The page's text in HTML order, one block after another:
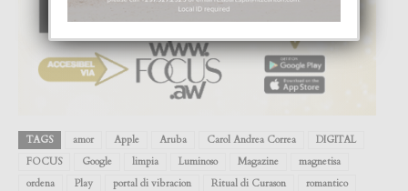
TAGS amor Apple Aruba Carol Andrea Correa
DIGITAL
FOCUS
Google limpia Luminoso Magazine
magnetisa
ordena
Play portal di vibracion Ritual di Curason
romantico